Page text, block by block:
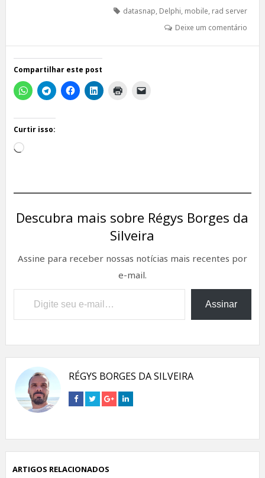
datasnap, Delphi, mobile, rad server
Deixe um comentário
Compartilhar este post
Curtir isso:
Carregando...
Descubra mais sobre Régys Borges da
Silveira
Assine para receber nossas notícias mais recentes por
e-mail.
Digite seu e-mail…
Assinar
RÉGYS BORGES DA SILVEIRA
Connect
on
Connect
on
Connect
on
Connect
on
ARTIGOS RELACIONADOS